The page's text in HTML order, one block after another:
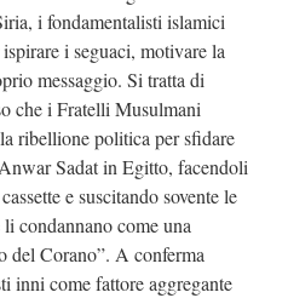
i fondamentalisti islamici
i seguaci, motivare la
messaggio. Si tratta di
che i Fratelli Musulmani
ribellione politica per sfidare
Sadat in Egitto, facendoli
e suscitando sovente le
condannano come una
del Corano”. A conferma
inni come fattore aggregante